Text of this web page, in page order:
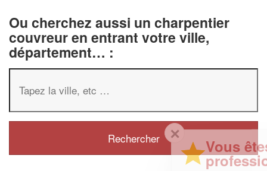
Ou cherchez aussi un charpentier
couvreur en entrant votre ville,
département… :
Vous êtes un
professionnel ?